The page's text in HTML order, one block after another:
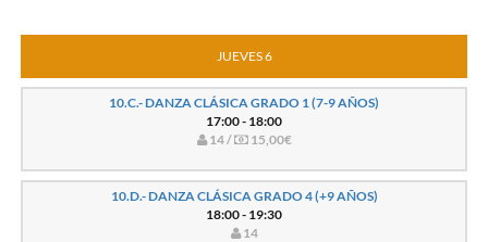
JUEVES 6
10.C.- DANZA CLÁSICA GRADO 1 (7-9 AÑOS)
17:00 - 18:00
14 /
15,00€
10.D.- DANZA CLÁSICA GRADO 4 (+9 AÑOS)
18:00 - 19:30
14